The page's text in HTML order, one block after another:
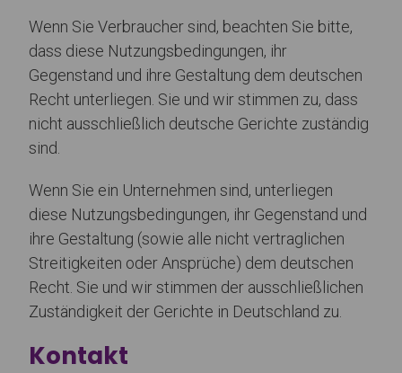
Wenn Sie Verbraucher sind, beachten Sie bitte,
dass diese Nutzungsbedingungen, ihr
Gegenstand und ihre Gestaltung dem deutschen
Recht unterliegen. Sie und wir stimmen zu, dass
nicht ausschließlich deutsche Gerichte zuständig
sind.
Wenn Sie ein Unternehmen sind, unterliegen
diese Nutzungsbedingungen, ihr Gegenstand und
ihre Gestaltung (sowie alle nicht vertraglichen
Streitigkeiten oder Ansprüche) dem deutschen
Recht. Sie und wir stimmen der ausschließlichen
Zuständigkeit der Gerichte in Deutschland zu.
Kontakt